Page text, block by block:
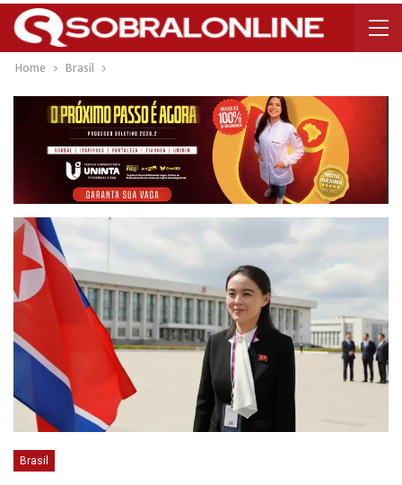
Home Brasil
Brasil